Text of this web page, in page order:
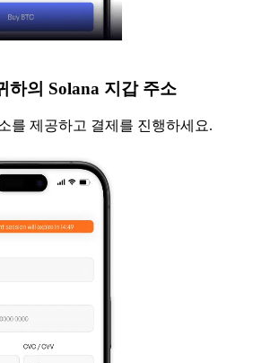
하의 Solana 지갑 주소
를 제공하고 결제를 진행하세요.